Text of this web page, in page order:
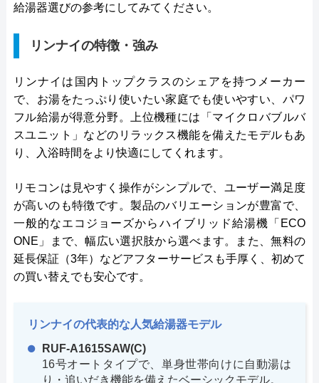
給湯器選びの参考にしてみてください。
リンナイの特徴・強み
リンナイは国内トップクラスのシェアを持つメーカー
で、お湯をたっぷり使いたい家庭でも使いやすい、パワ
フル給湯が得意分野。上位機種には「マイクロバブルバ
スユニット」などのリラックス機能を備えたモデルもあ
り、入浴時間をより快適にしてくれます。
リモコンは見やすく操作がシンプルで、ユーザー満足度
が高いのも特徴です。製品のバリエーションが豊富で、
一般的なエコジョーズからハイブリッド給湯機「ECO
ONE」まで、幅広い選択肢から選べます。また、無料の
延長保証（3年）などアフターサービスも手厚く、初めて
の買い替えでも安心です。
リンナイの代表的な人気給湯器モデル
RUF-A1615SAW(C)
16号オートタイプで、単身世帯向けに自動湯は
り・追いだき機能を備えたベーシックモデル。